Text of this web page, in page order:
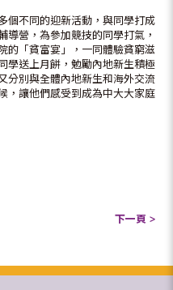
個不同的迎新活動，與同學打成
導營，為參加競技的同學打氣，
的「貧富宴」，一同體驗貧窮滋
學送上月餅，勉勵內地新生積極
分別與全體內地新生和海外交流
，讓他們感受到成為中大大家庭
下一頁 >